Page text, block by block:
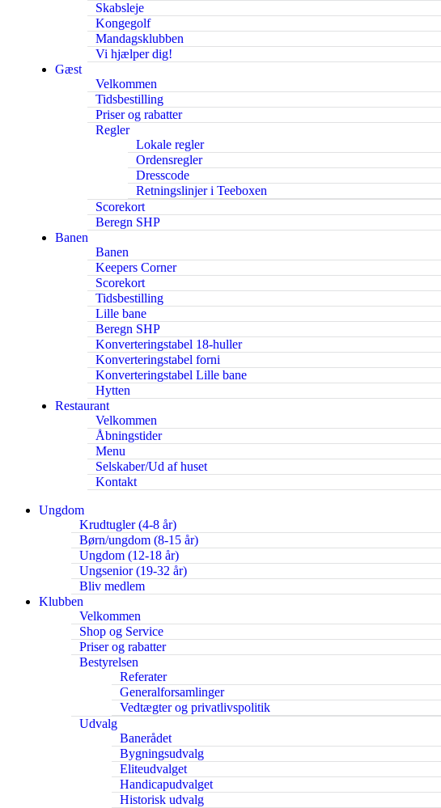
Skabsleje
Kongegolf
Mandagsklubben
Vi hjælper dig!
Gæst
Velkommen
Tidsbestilling
Priser og rabatter
Regler
Lokale regler
Ordensregler
Dresscode
Retningslinjer i Teeboxen
Scorekort
Beregn SHP
Banen
Banen
Keepers Corner
Scorekort
Tidsbestilling
Lille bane
Beregn SHP
Konverteringstabel 18-huller
Konverteringstabel forni
Konverteringstabel Lille bane
Hytten
Restaurant
Velkommen
Åbningstider
Menu
Selskaber/Ud af huset
Kontakt
Ungdom
Krudtugler (4-8 år)
Børn/ungdom (8-15 år)
Ungdom (12-18 år)
Ungsenior (19-32 år)
Bliv medlem
Klubben
Velkommen
Shop og Service
Priser og rabatter
Bestyrelsen
Referater
Generalforsamlinger
Vedtægter og privatlivspolitik
Udvalg
Banerådet
Bygningsudvalg
Eliteudvalget
Handicapudvalget
Historisk udvalg